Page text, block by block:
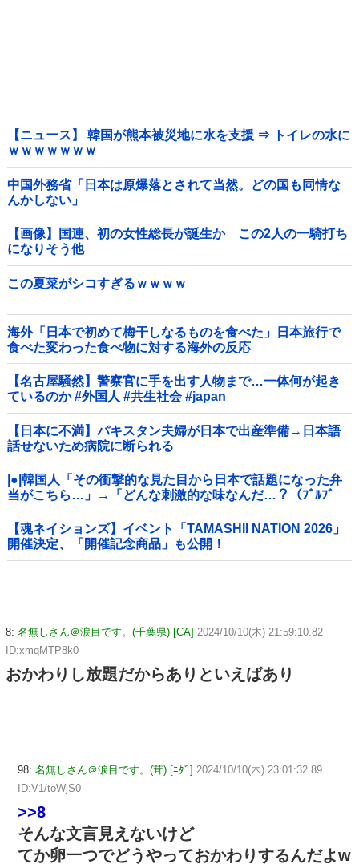
【ニュース】 韓国が熊本被災地に水を支援 ⇒ トイレの水に
ｗｗｗｗｗｗｗ
中国外務省「日本は原爆落とされて当然。どの国も同情な
んかしない」
【画像】国連、初の女性総長が誕生か この2人の一騎打ち
になりそう他
この夏菜がシコすぎるｗｗｗｗ
海外「日本で初めて梅干しなるものを食べた」日本旅行で
食べた変わった食べ物に対する海外の反応
【名古屋騒然】警察官に手を出す人物まで…一体何が起き
ているのか #外国人 #共生社会 #japan
【日本に不満】パキスタン夫婦が日本で出産準備→日本語
話せないため病院に断られる
|●|韓国人「その衝撃的な見た目から日本で話題になった弁
当がこちら…」→「どんな刺激的な味なんだ…？（ﾌﾞﾙﾌﾞ
ﾙ」＝韓国の反応
【魂ネイションズ】イベント「TAMASHII NATION 2026」
開催決定、「開催記念商品」も公開！
8: 名無しさん＠涙目です。(千葉県) [CA] 2024/10/10(木) 21:59:10.82
ID:xmqMTP8k0
おかわりし放題だからありといえばあり
98: 名無しさん＠涙目です。(茸) [ﾆﾀﾞ] 2024/10/10(木) 23:01:32.89
ID:V1/toWjS0
>>8
そんな文言見えないけど
てか卵一つでどうやっておかわりするんだよw